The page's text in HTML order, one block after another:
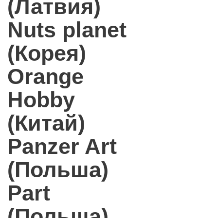
(Латвия)
Nuts planet
(Корея)
Orange
Hobby
(Китай)
Panzer Art
(Польша)
Part